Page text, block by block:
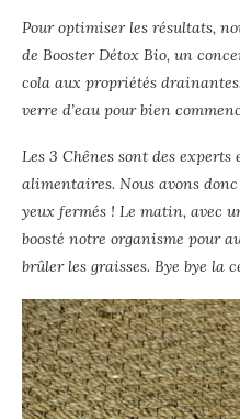
Pour optimiser les résultats,
de Booster Détox Bio, un
cola aux propriétés
verre d’eau pour bien
Les 3 Chênes sont des
alimentaires. Nous avons
yeux fermés ! Le matin, avec
boosté notre organisme pour
brûler les graisses. Bye bye la